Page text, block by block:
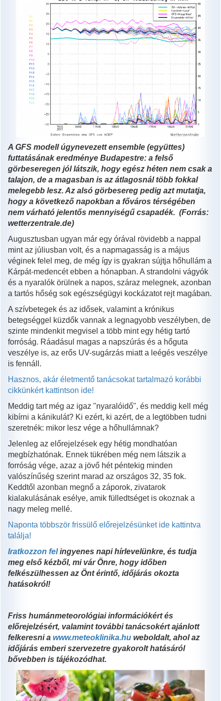
A GFS modell úgynevezett ensemble (együttes)
futtatásának eredménye Budapestre: a felső
görbeseregen jól látszik, hogy egész héten nem csak a
talajon, de a magasban is az átlagosnál több fokkal
melegebb lesz. Az alsó görbesereg pedig azt mutatja,
hogy a következő napokban a főváros térségében
nem várható jelentős mennyiségű csapadék. (Forrás:
wetterzentrale.de)
Augusztusban ugyan már egy órával rövidebb a nappal
mint az júliusban volt, és a napmagasság is a május
véginek felel meg, de még így is gyakran sújtja hőhullám a
Kárpát-medencét ebben a hónapban. A strandolni vágyók
és a nyaralók örülnek a napos, száraz melegnek, azonban
a tartós hőség sok egészségügyi kockázatot rejt magában.
A szívbetegek és az idősek, valamint a krónikus
betegséggel küzdők vannak a legnagyobb veszélyben, de
szinte mindenkit megvisel a több mint egy hétig tartó
forróság. Ráadásul magas a napszúrás és a hőguta
veszélye is, az erős UV-sugárzás miatt a leégés veszélye
is fennáll.
Hasznos, akár életmentő tanácsokat tartalmazó korábbi
cikkünkért kattintson ide!
Meddig tart még az igaz "nyaralóidő", és meddig kell még
kibírni a kánikulát? Ki ezért, ki azért, de a legtöbben tudni
szeretnék: mikor lesz vége a hőhullámnak?
Jelenleg az előrejelzések egy hétig mondhatóan
megbízhatónak. Ennek tükrében még nem látszik a
forróság vége, azaz a jövő hét péntekig minden
valószínűség szerint marad az országos 32, 35 fok.
Keddtől azonban megnő a záporok, zivatarok
kialakulásának esélye, amik fülledtséget is okoznak a
nagy meleg mellé.
Naponta többször frissülő előrejelzésünket ide kattintva
találja!
Iratkozzon felingyenes napi hírlevelünkre, és tudja
meg első kézből, mi vár Önre, hogy időben
felkészülhessen az Önt érintő, időjárás okozta
hatásokról!
Friss humánmeteorológiai információkért és
előrejelzésért, valamint további tanácsokért ajánlott
felkeresni a www.meteoklinika.hu weboldalt, ahol az
időjárás emberi szervezetre gyakorolt hatásáról
bővebben is tájékozódhat.